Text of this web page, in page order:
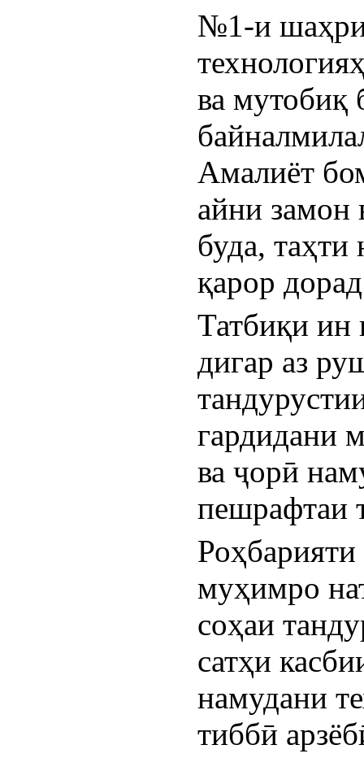
№1-и шаҳри
ва мутобиқ
Амалиёт
айни замон
буда,
қарор
Татбиқи ин
дигар аз
гардидани
ва ҷорӣ
пешрафтаи
муҳимро
соҳаи
сатҳи
намудани
тиббӣ